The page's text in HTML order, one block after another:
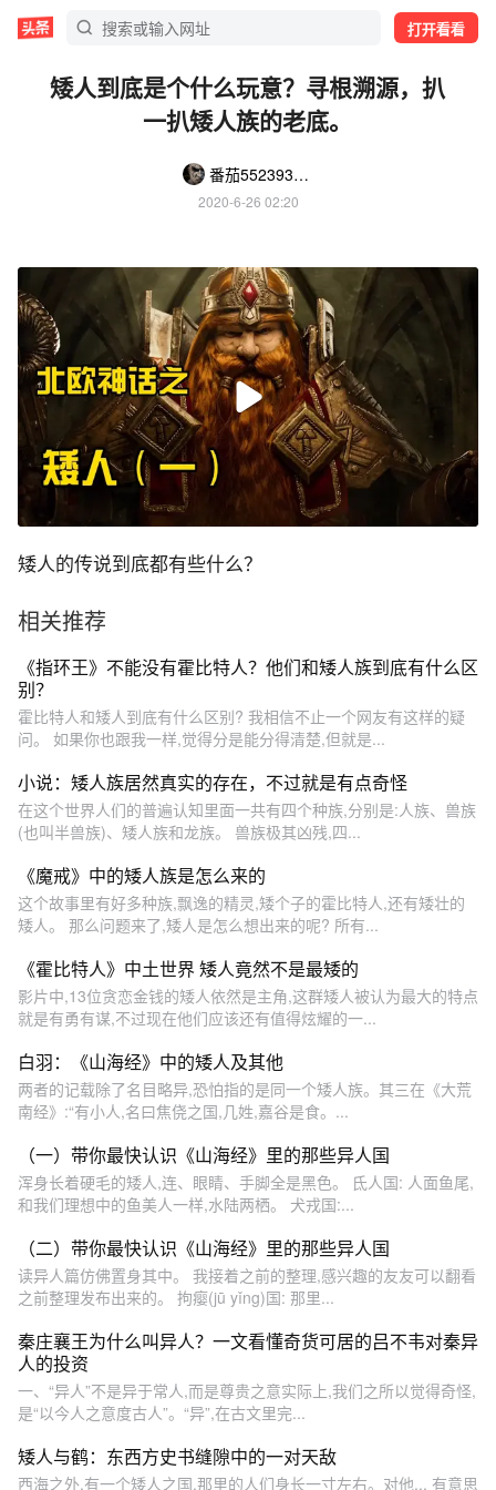
打开看看
矮人到底是个什么玩意？寻根溯源，扒
一扒矮人族的老底。
番茄5523934773
2020-6-26 02:20
矮人的传说到底都有些什么？
相关推荐
《指环王》不能没有霍比特人？他们和矮人族到底有什么区
别？
霍比特人和矮人到底有什么区别? 我相信不止一个网友有这样的疑
问。 如果你也跟我一样,觉得分是能分得清楚,但就是...
小说：矮人族居然真实的存在，不过就是有点奇怪
在这个世界人们的普遍认知里面一共有四个种族,分别是:人族、兽族
(也叫半兽族)、矮人族和龙族。 兽族极其凶残,四...
《魔戒》中的矮人族是怎么来的
这个故事里有好多种族,飘逸的精灵,矮个子的霍比特人,还有矮壮的
矮人。 那么问题来了,矮人是怎么想出来的呢? 所有...
《霍比特人》中土世界 矮人竟然不是最矮的
影片中,13位贪恋金钱的矮人依然是主角,这群矮人被认为最大的特点
就是有勇有谋,不过现在他们应该还有值得炫耀的一...
白羽：《山海经》中的矮人及其他
两者的记载除了名目略异,恐怕指的是同一个矮人族。其三在《大荒
南经》:“有小人,名曰焦侥之国,几姓,嘉谷是食。...
（一）带你最快认识《山海经》里的那些异人国
浑身长着硬毛的矮人,连、眼睛、手脚全是黑色。 氐人国: 人面鱼尾,
和我们理想中的鱼美人一样,水陆两栖。 犬戎国:...
（二）带你最快认识《山海经》里的那些异人国
读异人篇仿佛置身其中。 我接着之前的整理,感兴趣的友友可以翻看
之前整理发布出来的。 拘瘿(jū yǐng)国: 那里...
秦庄襄王为什么叫异人？一文看懂奇货可居的吕不韦对秦异
人的投资
一、“异人”不是异于常人,而是尊贵之意实际上,我们之所以觉得奇怪,
是“以今人之意度古人”。“异”,在古文里完...
矮人与鹤：东西方史书缝隙中的一对天敌
西海之外,有一个矮人之国,那里的人们身长一寸左右。对他... 有意思